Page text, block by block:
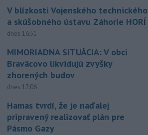
V blízkosti Vojenského technického
a skúšobného ústavu Záhorie HORÍ
dnes 16:51
MIMORIADNA SITUÁCIA: V obci
Braväcovo likvidujú zvyšky
zhorených budov
dnes 17:06
Hamas tvrdí, že je naďalej
pripravený realizovať plán pre
Pásmo Gazy